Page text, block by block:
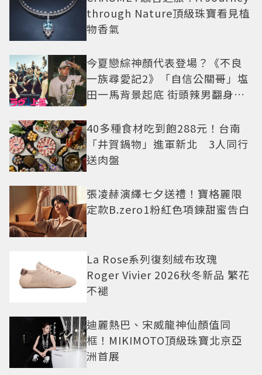
through Nature頂級珠寶看見植
物香氣
今夏戀綜神顏代表登場？《不良
一族尋愛記2》「自信公關哥」塩
田一馬背景起底 街頭辣男翻身當
40多種食材吃到飽288元！台南
「井賀鍋物」進軍新北 3人同行
送肉盤
張凌赫演繹七夕送禮！寶格麗限
定款B.zero1粉紅色項鍊甜蜜告白
La Rose系列復刻絨布玫瑰
Roger Vivier 2026秋冬新品 繁花
不褪
迪麗熱巴、宋威龍神仙顏值同
框！MIKIMOTO頂級珠寶北京亞
洲首展